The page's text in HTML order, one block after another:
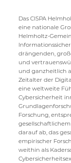
Das CISPA
eine nationale
Helmholtz-
drängenden,
und
und ganzheitlich
Zeitalter der
eine weltweite
Cybersicherheit
Forschung,
darauf ab, das
empirischer
weithin als